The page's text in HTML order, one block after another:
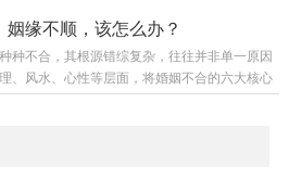
春”节气的年份（又称“...
“官星”（正官、七杀）与代表婚姻家庭的“婚姻
解参考。一、婚姻宫坐伤官：夫妻宫位自带矛
午、乙巳、庚子、辛亥。命理逻辑：日支（婚
姻缘不顺，该怎么办？
种不合，其根源错综复杂，往往并非单一原因
、风水、心性等层面，将婚姻不合的六大核心
路，系统梳理如下，以供参考。一、气场不合